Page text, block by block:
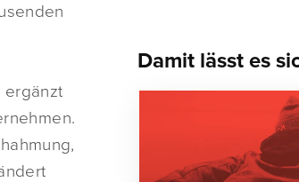
ergänzt
Damit lässt es